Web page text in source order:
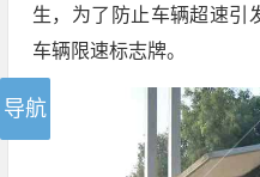
生，为了防止车辆超速引
车辆限速标志牌。